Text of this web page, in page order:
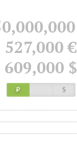
527,000 €
609,000 $
Р $